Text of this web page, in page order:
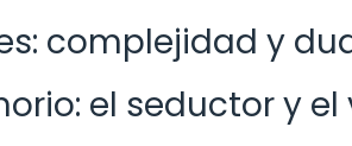
complejidad y
el seductor y